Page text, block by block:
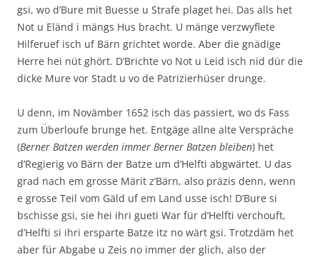
gsi, wo d’Bure mit Buesse u Strafe plaget hei. Das alls het
Not u Eländ i mängs Hus bracht. U mänge verzwyflete
Hilferuef isch uf Bärn grichtet worde. Aber die gnädige
Herre hei nüt ghört. D’Brichte vo Not u Leid isch nid dür die
dicke Mure vor Stadt u vo de Patrizierhüser drunge.
U denn, im Novämber 1652 isch das passiert, wo ds Fass
zum Überloufe brunge het. Entgäge allne alte Verspräche
(Berner Batzen werden immer Berner Batzen bleiben) het
d’Regierig vo Bärn der Batze um d’Helfti abgwärtet. U das
grad nach em grosse Märit z’Bärn, also präzis denn, wenn
e grosse Teil vom Gäld uf em Land usse isch! D’Bure si
bschisse gsi, sie hei ihri gueti War für d’Helfti verchouft,
d’Helfti si ihri ersparte Batze itz no wärt gsi. Trotzdäm het
aber für Abgabe u Zeis no immer der glich, also der